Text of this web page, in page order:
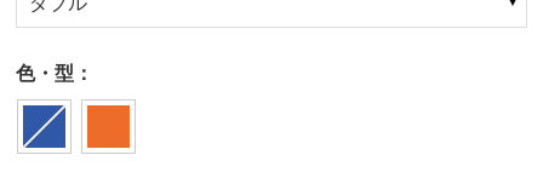
色・型：